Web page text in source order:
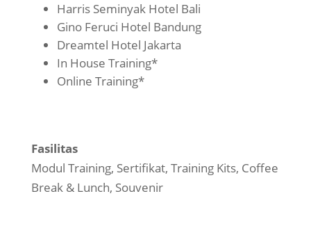
Harris Seminyak Hotel Bali
Gino Feruci Hotel Bandung
Dreamtel Hotel Jakarta
In House Training*
Online Training*
Fasilitas
Modul Training, Sertifikat, Training Kits, Coffee
Break & Lunch, Souvenir